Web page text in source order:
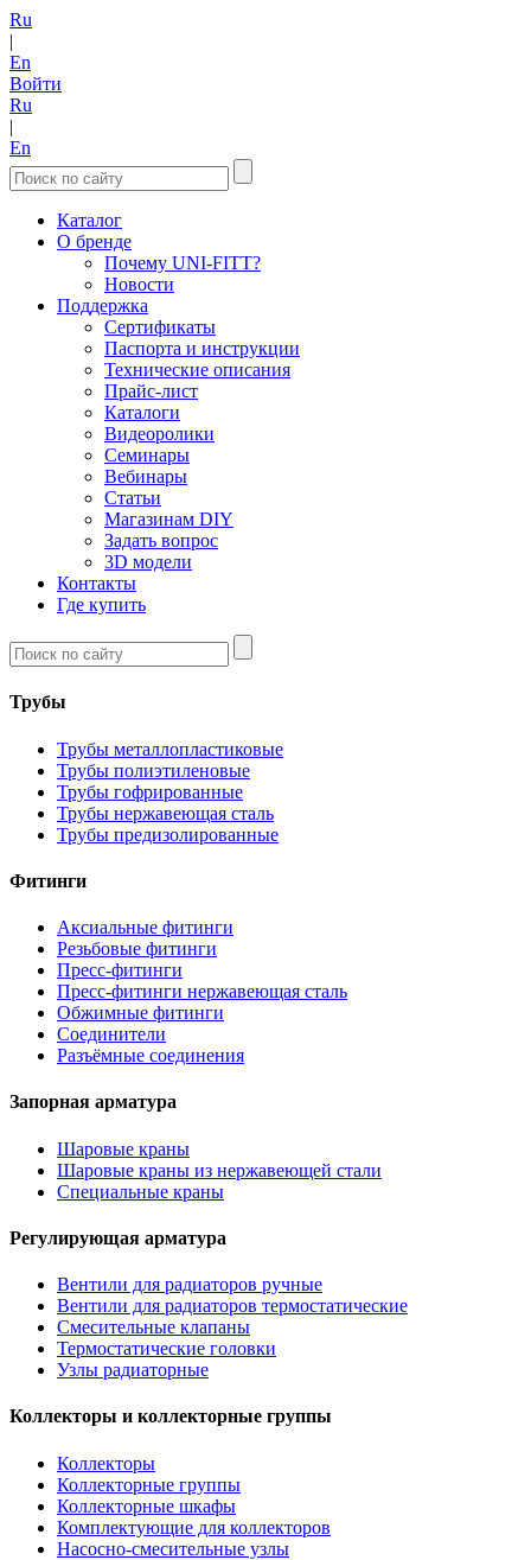
Ru
|
En
Войти
Ru
|
En
Каталог
О бренде
Почему UNI-FITT?
Новости
Поддержка
Сертификаты
Паспорта и инструкции
Технические описания
Прайс-лист
Каталоги
Видеоролики
Семинары
Вебинары
Статьи
Магазинам DIY
Задать вопрос
3D модели
Контакты
Где купить
Трубы
Трубы металлопластиковые
Трубы полиэтиленовые
Трубы гофрированные
Трубы нержавеющая сталь
Трубы предизолированные
Фитинги
Аксиальные фитинги
Резьбовые фитинги
Пресс-фитинги
Пресс-фитинги нержавеющая сталь
Обжимные фитинги
Соединители
Разъёмные соединения
Запорная арматура
Шаровые краны
Шаровые краны из нержавеющей стали
Специальные краны
Регулирующая арматура
Вентили для радиаторов ручные
Вентили для радиаторов термостатические
Смесительные клапаны
Термостатические головки
Узлы радиаторные
Коллекторы и коллекторные группы
Коллекторы
Коллекторные группы
Коллекторные шкафы
Комплектующие для коллекторов
Насосно-смесительные узлы